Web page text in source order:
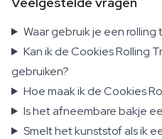
Waar gebruik je een rolling
Kan ik de Cookies Rolling
gebruiken?
Hoe maak ik de Cookies
Is het afneembare bakje
Smelt het kunststof als ik